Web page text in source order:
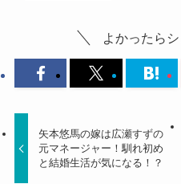
よかったら
矢本悠馬の嫁は広瀬すずの
元マネージャー！馴れ初め
と結婚生活が気になる！？